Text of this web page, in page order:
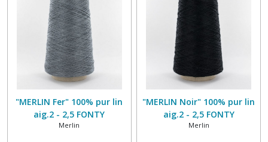
"MERLIN Fer" 100% pur lin
aig.2 - 2,5 FONTY
Merlin
"MERLIN Noir" 100% pur lin
aig.2 - 2,5 FONTY
Merlin